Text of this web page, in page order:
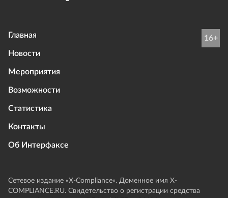
Главная
Новости
Мероприятия
Возможности
Статистика
Контакты
Об Интерфаксе
16+
Сетевое издание «Х-Compliance». Доменное имя X-
COMPLIANCE.RU. Свидетельство о регистрации средства